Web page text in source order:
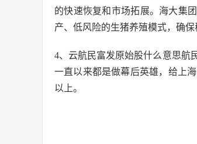
的快速恢复和市场拓展。海大集
产、低风险的生猪养殖模式，确保
4、云航民富发原始股什么意思航
一直以来都是做幕后英雄，给上
以上。